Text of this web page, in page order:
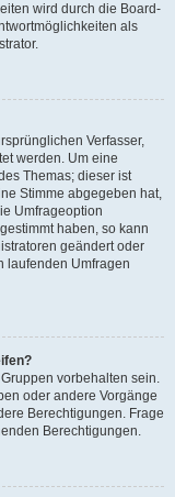
wird durch die Board-
als
Verfasser,
werden. Um eine
Themas; dieser ist
Stimme abgegeben hat,
Umfrageoption
haben, so kann
geändert oder
laufenden Umfragen
vorbehalten sein.
oder andere Vorgänge
Berechtigungen. Frage
Berechtigungen.